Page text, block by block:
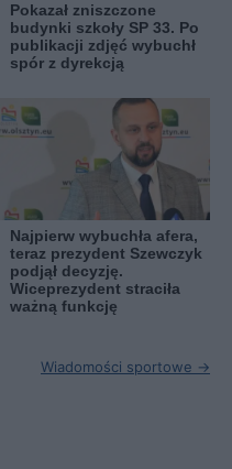
Pokazał zniszczone
budynki szkoły SP 33. Po
publikacji zdjęć wybuchł
spór z dyrekcją
Najpierw wybuchła afera,
teraz prezydent Szewczyk
podjął decyzję.
Wiceprezydent straciła
ważną funkcję
Wiadomości sportowe →